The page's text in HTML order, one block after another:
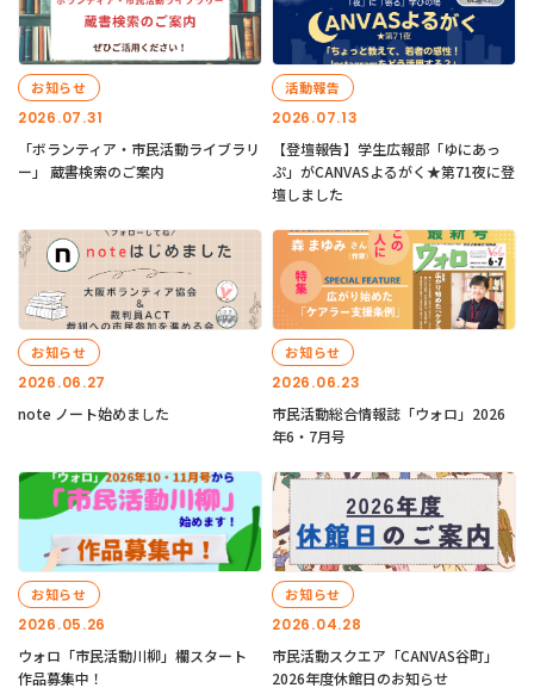
2026.07.31
お知らせ
「ボランティア・市民活動ライブラリ
ー」 蔵書検索のご案内
2026.07.13
活動報告
【登壇報告】学生広報部「ゆにあっ
ぷ」がCANVASよるがく★第71夜に登
壇しました
2026.06.27
お知らせ
note ノート始めました
2026.06.23
お知らせ
市民活動総合情報誌「ウォロ」2026
年6・7月号
2026.05.26
お知らせ
ウォロ「市民活動川柳」欄スタート
作品募集中！
2026.04.28
お知らせ
市民活動スクエア「CANVAS谷町」
2026年度休館日のお知らせ